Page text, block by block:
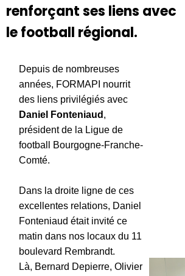
renforçant ses liens avec
le football régional.
Depuis de nombreuses
années, FORMAPI nourrit
des liens privilégiés avec
Daniel Fonteniaud ,
président de la Ligue de
football Bourgogne-Franche-
Comté.
Dans la droite ligne de ces
excellentes relations, Daniel
Fonteniaud était invité ce
matin dans nos locaux du 11
boulevard Rembrandt.
Là, Bernard Depierre, Olivier